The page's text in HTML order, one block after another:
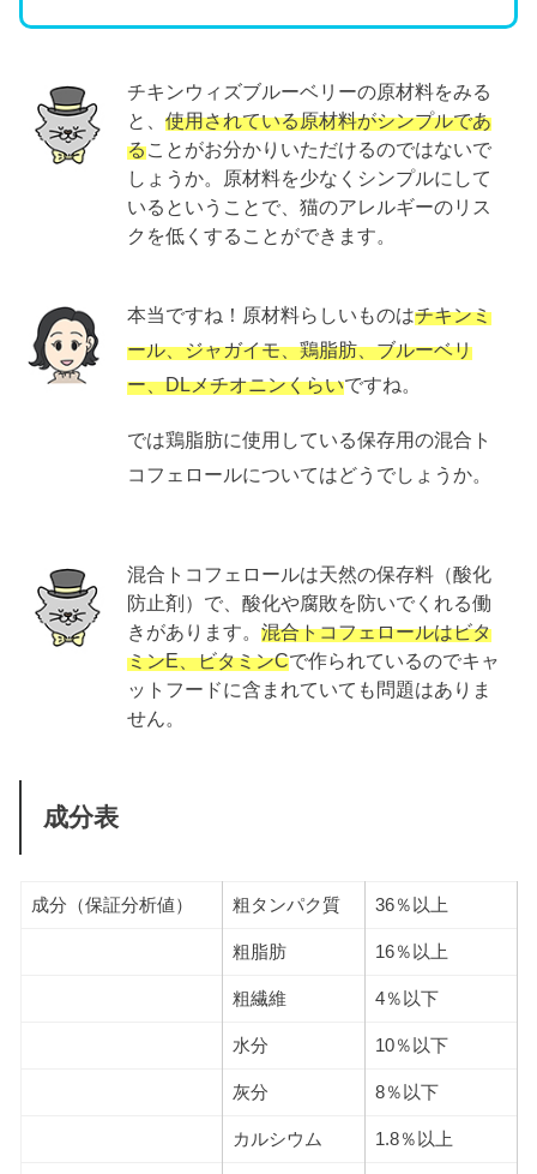
チキンウィズブルーベリーの原材料をみる
と、使用されている原材料がシンプルであ
ることがお分かりいただけるのではないで
しょうか。原材料を少なくシンプルにして
いるということで、猫のアレルギーのリス
クを低くすることができます。
本当ですね！原材料らしいものはチキンミ
ール、ジャガイモ、鶏脂肪、ブルーベリ
ー、DLメチオニンくらいですね。
では鶏脂肪に使用している保存用の混合ト
コフェロールについてはどうでしょうか。
混合トコフェロールは天然の保存料（酸化
防止剤）で、酸化や腐敗を防いでくれる働
きがあります。混合トコフェロールはビタ
ミンE、ビタミンCで作られているのでキャ
ットフードに含まれていても問題はありま
せん。
成分表
成分（保証分析値） 粗タンパク質 36％以上
粗脂肪 16％以上
粗繊維 4％以下
水分 10％以下
灰分 8％以下
カルシウム 1.8％以上